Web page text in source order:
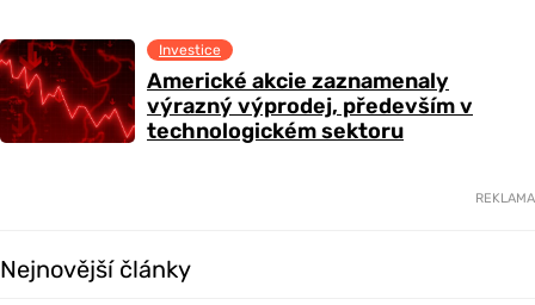
Americké akcie zaznamenaly
výrazný výprodej, především v
technologickém sektoru
Investice
REKLAMA
Nejnovější články